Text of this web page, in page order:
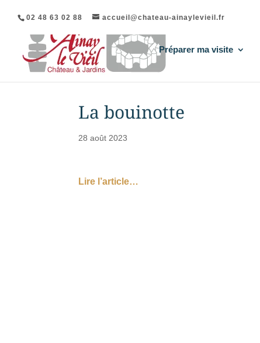
02 48 63 02 88 accueil@chateau-ainaylevieil.fr
Préparer ma visite
La bouinotte
28 août 2023
Lire l’article…